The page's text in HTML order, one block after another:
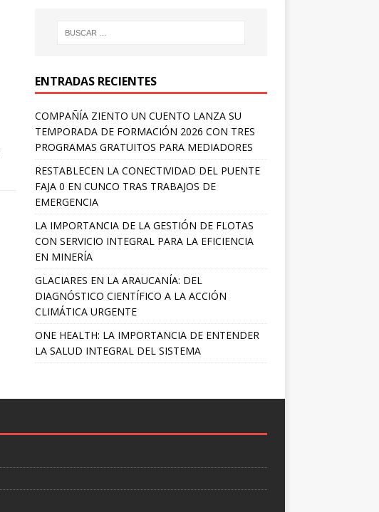
ENTRADAS RECIENTES
COMPAÑÍA ZIENTO UN CUENTO LANZA SU
TEMPORADA DE FORMACIÓN 2026 CON TRES
PROGRAMAS GRATUITOS PARA MEDIADORES
RESTABLECEN LA CONECTIVIDAD DEL PUENTE
FAJA 0 EN CUNCO TRAS TRABAJOS DE
EMERGENCIA
LA IMPORTANCIA DE LA GESTIÓN DE FLOTAS
CON SERVICIO INTEGRAL PARA LA EFICIENCIA
EN MINERÍA
GLACIARES EN LA ARAUCANÍA: DEL
DIAGNÓSTICO CIENTÍFICO A LA ACCIÓN
CLIMÁTICA URGENTE
ONE HEALTH: LA IMPORTANCIA DE ENTENDER
LA SALUD INTEGRAL DEL SISTEMA